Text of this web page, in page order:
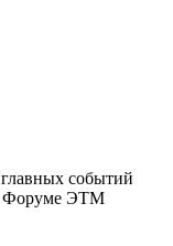
событий
Форуме ЭТМ